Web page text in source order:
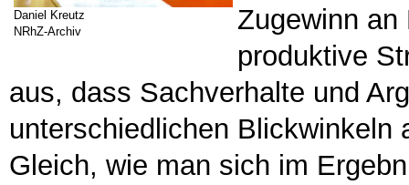
Daniel Kreutz
NRhZ-Archiv
Zugewinn
produktive
aus, dass Sachverhalte und
unterschiedlichen Blickwinkeln
Gleich, wie man sich im